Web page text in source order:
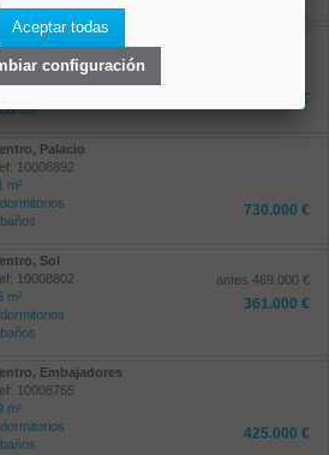
Pacífico
m²
891.000 €
Palacio
10008892
m²
730.000 €
Sol
10008802
m²
antes 469.000 €
361.000 €
Embajadores
10008765
m²
425.000 €
Aceptar todas
configuración